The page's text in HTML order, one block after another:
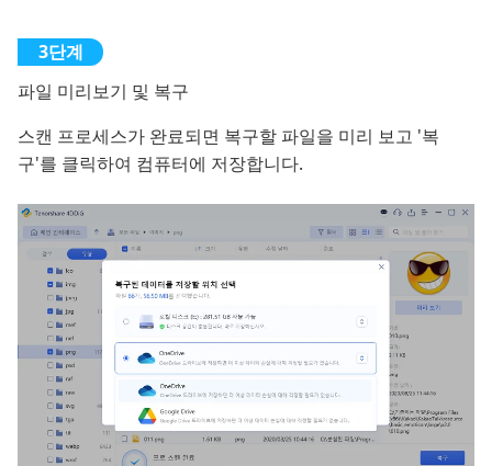
파일 미리보기 및 복구
스캔 프로세스가 완료되면 복구할 파일을 미리 보고 '복
구'를 클릭하여 컴퓨터에 저장합니다.